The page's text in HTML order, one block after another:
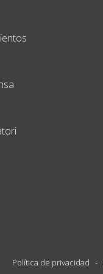
Política de privacidad -